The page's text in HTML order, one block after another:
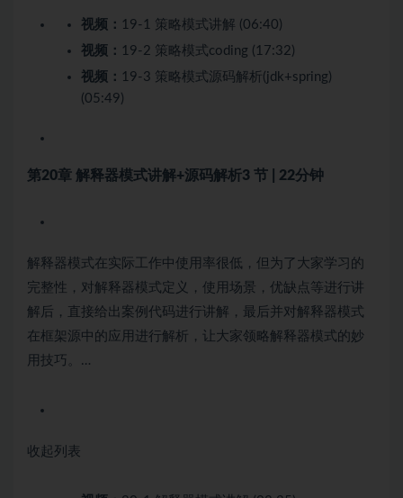
视频： 19-1 策略模式讲解 (06:40)
视频： 19-2 策略模式coding (17:32)
视频： 19-3 策略模式源码解析(jdk+spring)
(05:49)
第20章 解释器模式讲解+源码解析3 节 | 22分钟
解释器模式在实际工作中使用率很低，但为了大家学习的
完整性，对解释器模式定义，使用场景，优缺点等进行讲
解后，直接给出案例代码进行讲解，最后并对解释器模式
在框架源中的应用进行解析，让大家领略解释器模式的妙
用技巧。…
收起列表